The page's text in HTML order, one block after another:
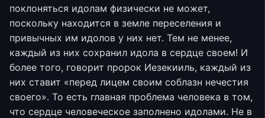
поклоняться идолам физически не может,
поскольку находится в земле переселения и
привычных им идолов у них нет. Тем не менее,
каждый из них сохранил идола в сердце своем! И
более того, говорит пророк Иезекииль, каждый из
них ставит «перед лицем своим соблазн нечестия
своего». То есть главная проблема человека в том,
что сердце человеческое заполнено идолами. Не в